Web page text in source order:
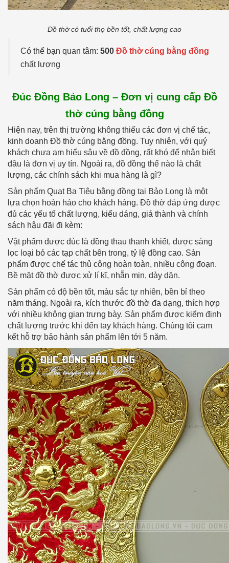
Đồ thờ có tuổi thọ bền tốt, chất lượng cao
Có thể bạn quan tâm: 500 Đồ thờ cúng bằng đồng
chất lượng
Đúc Đồng Bảo Long – Đơn vị cung cấp Đồ
thờ cúng bằng đồng
Hiện nay, trên thị trường không thiếu các đơn vị chế tác,
kinh doanh Đồ thờ cúng bằng đồng. Tuy nhiên, với quý
khách chưa am hiểu sâu về đồ đồng, rất khó để nhận biết
đâu là đơn vị uy tín. Ngoài ra, đồ đồng thế nào là chất
lượng, các chính sách khi mua hàng là gì?
Sản phẩm Quạt Ba Tiêu bằng đồng tại Bảo Long là một
lựa chọn hoàn hảo cho khách hàng. Đồ thờ đáp ứng được
đủ các yếu tố chất lượng, kiểu dáng, giá thành và chính
sách hậu đãi đi kèm:
Vật phẩm được đúc là đồng thau thanh khiết, được sàng
lọc loại bỏ các tạp chất bên trong, tỷ lệ đồng cao. Sản
phẩm được chế tác thủ công hoàn toàn, nhiều công đoạn.
Bề mặt đồ thờ được xử lí kĩ, nhẵn mịn, dày dặn.
Sản phẩm có độ bền tốt, màu sắc tự nhiên, bền bỉ theo
năm tháng. Ngoài ra, kích thước đồ thờ đa dạng, thích hợp
với nhiều không gian trưng bày. Sản phẩm được kiểm định
chất lượng trước khi đến tay khách hàng. Chúng tôi cam
kết hỗ trợ bảo hành sản phẩm lên tới 5 năm.